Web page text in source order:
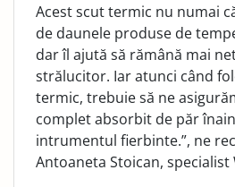
Acest scut termic nu numai
de daunele produse de
dar îl ajută să rămână mai
strălucitor. Iar atunci când
termic, trebuie să ne
complet absorbit de păr
intrumentul fierbinte.”, ne
Antoaneta Stoican, specialist